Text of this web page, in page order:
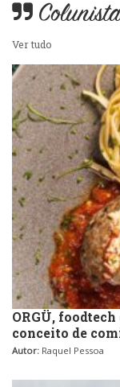
Ver tudo
ORGÜ,
conceito de
Autor: Raquel Pessoa